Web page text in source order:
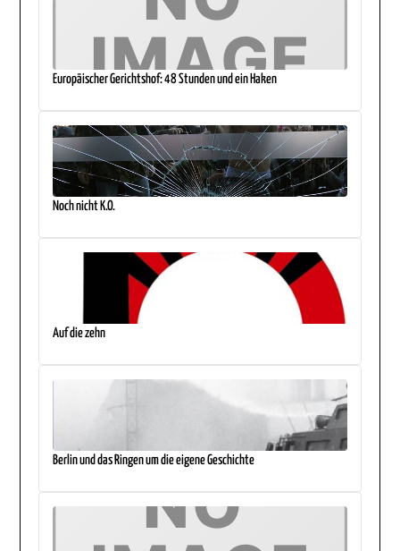
Europäischer Gerichtshof: 48 Stunden und ein Haken
Noch nicht K.O.
Auf die zehn
Berlin und das Ringen um die eigene Geschichte